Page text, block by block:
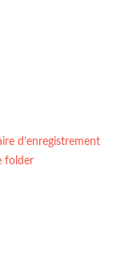
d’enregistrement
folder